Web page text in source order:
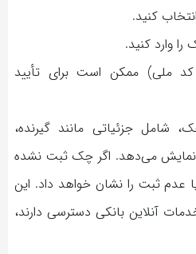
کنید.
کد ملی) ممکن است برای تأیید
شامل جزئیاتی مانند گیرنده،
نمایش می‌دهد. اگر چک ثبت نشده
عدم ثبت را نشان خواهد داد. این
آنلاین بانکی دسترسی دارند،